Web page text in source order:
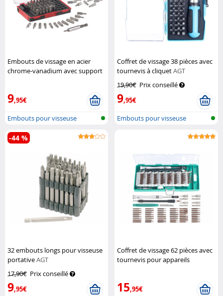
Embouts de vissage en acier
chrome-vanadium avec support
9,95€
Embouts pour visseuse
Coffret de vissage 38 pièces avec
tournevis à cliquetAGT
19,90€ Prix conseillé
9,95€
Embouts pour visseuse
32 embouts longs pour visseuse
portativeAGT
17,90€ Prix conseillé
9,95€
-44 %
Coffret de vissage 62 pièces avec
tournevis pour appareils
15,95€